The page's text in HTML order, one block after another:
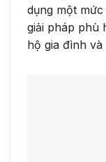
dụng một
giải pháp phù
hộ gia đình và